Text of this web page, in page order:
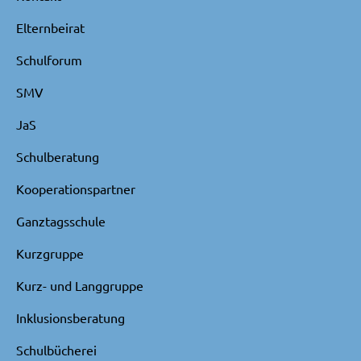
Elternbeirat
Schulforum
SMV
JaS
Schulberatung
Kooperationspartner
Ganztagsschule
Kurzgruppe
Kurz- und Langgruppe
Inklusionsberatung
Schulbücherei